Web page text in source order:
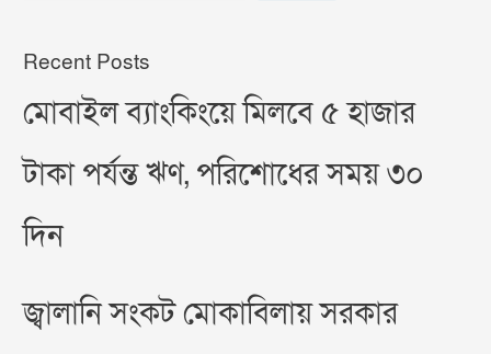
Recent Posts
মোবাইল ব্যাংকিংয়ে মিলবে ৫ হাজার
টাকা পর্যন্ত ঋণ, পরিশোধের সময় ৩০
দিন
জ্বালানি সংকট মোকাবিলায় সরকার